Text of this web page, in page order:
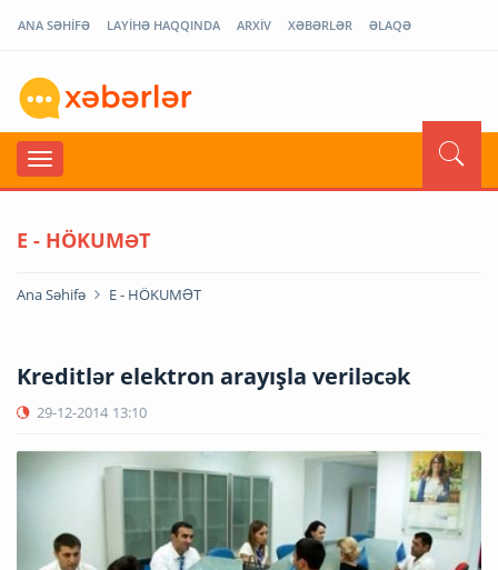
ANA SƏHİFƏ LAYİHƏ HAQQINDA ARXİV XƏBƏRLƏR ƏLAQƏ
E - HÖKUMƏT
Ana Səhifə E - HÖKUMƏT
Kreditlər elektron arayışla veriləcək
29-12-2014 13:10